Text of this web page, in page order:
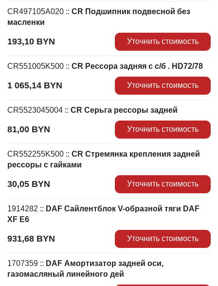
CR497105A020 :: CR Подшипник подвесной без
масленки
193,10 BYN Уточнить стоимость
CR551005K500 :: CR Рессора задняя с с/б . HD72/78
1 065,14 BYN Уточнить стоимость
CR5523045004 :: CR Серьга рессоры задней
81,00 BYN Уточнить стоимость
CR552255K500 :: CR Стремянка крепления задней
рессоры с гайками
30,05 BYN Уточнить стоимость
1914282 :: DAF Cайлентблок V-образной тяги DAF
XF E6
931,68 BYN Уточнить стоимость
1707359 :: DAF Амортизатор задней оси,
газомасляный линейного дей